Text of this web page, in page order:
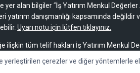
yer alan bilgiler “İş Yatırım Menkul
yatırım danışmanlığı kapsamında
Uyarı notu için lütfen tıklayınız.
ilişkin tüm telif hakları İş Yatırım Menkul
yerleştirilen çerezler ve diğer yöntemlerle